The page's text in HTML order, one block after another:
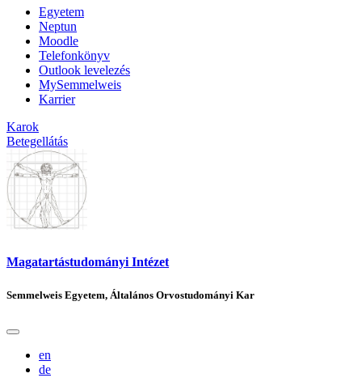
Egyetem
Neptun
Moodle
Telefonkönyv
Outlook levelezés
MySemmelweis
Karrier
Karok
Betegellátás
Magatartástudományi Intézet
Semmelweis Egyetem, Általános Orvostudományi Kar
en
de